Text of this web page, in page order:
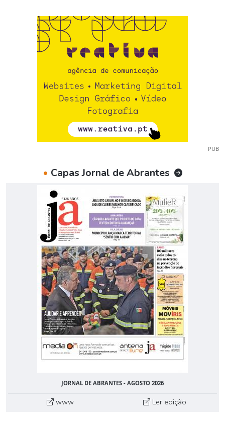
PUB
• Capas Jornal de Abrantes
JORNAL DE ABRANTES - AGOSTO 2026
www Ler edição